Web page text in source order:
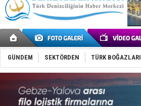
GÜNDEM SEKTÖRDEN TÜRK BOĞAZLARI